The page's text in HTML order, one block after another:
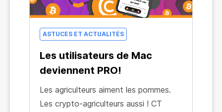
ASTUCES ET ACTUALITÉS
Les utilisateurs de Mac
deviennent PRO!
Les agriculteurs aiment les pommes.
Les crypto-agriculteurs aussi ! CT